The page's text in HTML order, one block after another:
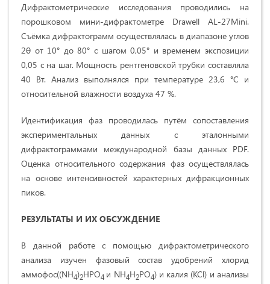
Дифрактометрические исследования проводились на
порошковом мини-дифрактометре Drawell AL-27Mini.
Съёмка дифрактограмм осуществлялась в диапазоне углов
2θ от 10° до 80° с шагом 0,05° и временем экспозиции
0,05 с на шаг. Мощность рентгеновской трубки составляла
40 Вт. Анализ выполнялся при температуре 23,6 °C и
относительной влажности воздуха 47 %.
Идентификация фаз проводилась путём сопоставления
экспериментальных данных с эталонными
дифрактограммами международной базы данных PDF.
Оценка относительного содержания фаз осуществлялась
на основе интенсивностей характерных дифракционных
пиков.
РЕЗУЛЬТАТЫ И ИХ ОБСУЖДЕНИЕ
В данной работе с помощью дифрактометрического
анализа изучен фазовый состав удобрений хлорид
аммофос((NH4)2HPO4 и NH4H2PO4) и калия (KCl) и анализы